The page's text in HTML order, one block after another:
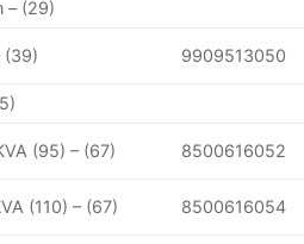
– (29)
(39) 9909513050
(95) – (67) 8500616052
(110) – (67) 8500616054